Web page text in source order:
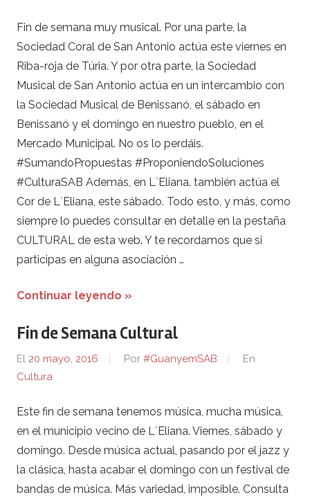
Fin de semana muy musical. Por una parte, la
Sociedad Coral de San Antonio actúa este viernes en
Riba-roja de Túria. Y por otra parte, la Sociedad
Musical de San Antonio actúa en un intercambio con
la Sociedad Musical de Benissanó, el sábado en
Benissanó y el domingo en nuestro pueblo, en el
Mercado Municipal. No os lo perdáis.
#SumandoPropuestas #ProponiendoSoluciones
#CulturaSAB Además, en L´Eliana. también actúa el
Cor de L´Eliana, este sábado. Todo esto, y más, como
siempre lo puedes consultar en detalle en la pestaña
CULTURAL de esta web. Y te recordamos que si
participas en alguna asociación …
Continuar leyendo »
Fin de Semana Cultural
El 20 mayo, 2016 Por #GuanyemSAB
En
Cultura
Este fin de semana tenemos música, mucha música,
en el municipio vecino de L´Eliana. Viernes, sábado y
domingo. Desde música actual, pasando por el jazz y
la clásica, hasta acabar el domingo con un festival de
bandas de música. Más variedad, imposible. Consulta